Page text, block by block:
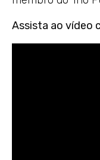
Assista ao vídeo